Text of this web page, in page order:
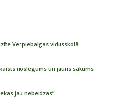
Vecpiebalgas vidusskolā
noslēgums un jauns sākums
jau nebeidzas”